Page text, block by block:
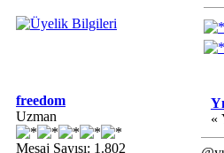
freedom
Uzman
Mesaj Sayısı: 1.802
«